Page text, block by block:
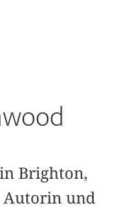
Brighton,
Autorin und